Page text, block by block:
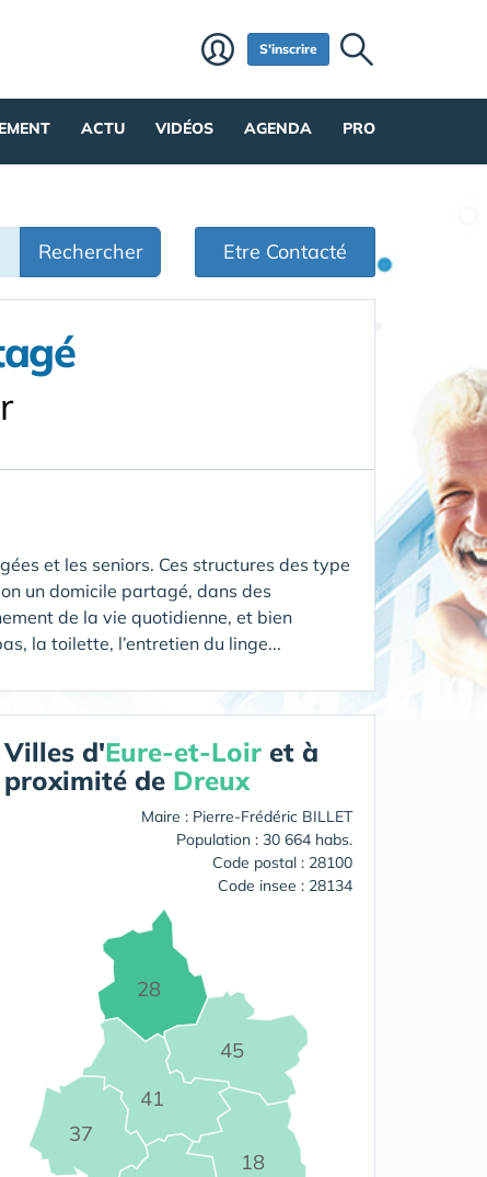
S'inscrire
ACTU VIDÉOS AGENDA PRO
Rechercher Etre Contacté
et les seniors. Ces structures des type
un domicile partagé, dans des
de la vie quotidienne, et bien
la toilette, l’entretien du linge...
Villes d'Eure-et-Loir et à
proximité de Dreux
Maire : Pierre-Frédéric BILLET
Population : 30 664 habs.
Code postal : 28100
Code insee : 28134
18
28
37
41
45